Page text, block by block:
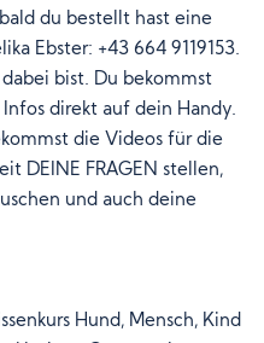
du bestellt hast eine
Ebster: +43 664 9119153.
bist. Du bekommst
direkt auf dein Handy.
die Videos für die
DEINE FRAGEN stellen,
und auch deine
Hund, Mensch, Kind